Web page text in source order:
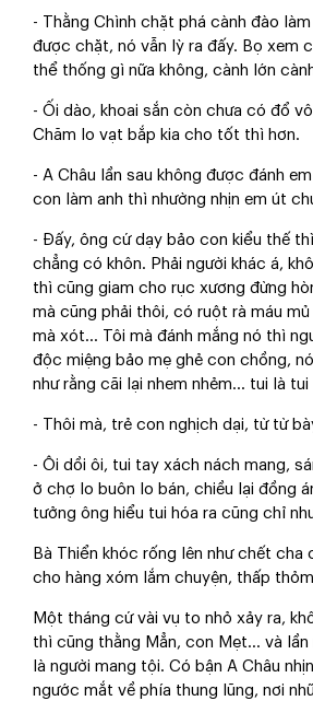
- Thằng Chình chặt phá cành đào
được chặt, nó vẫn lỳ ra đấy. Bọ xem
thể thống gì nữa không, cành lớn
- Ối dào, khoai sắn còn chưa có đổ
Chăm lo vạt bắp kia cho tốt thì hơn.
- A Châu lần sau không được đánh
con làm anh thì nhường nhịn em út
- Đấy, ông cứ dạy bảo con kiểu thế
chẳng có khôn. Phải người khác á,
thì cũng giam cho rục xương đừng
mà cũng phải thôi, có ruột rà máu
mà xót... Tôi mà đánh mắng nó thì
độc miệng bảo mẹ ghẻ con chồng,
như rằng cãi lại nhem nhẻm... tui là tui
- Thôi mà, trẻ con nghịch dại, từ từ
- Ôi dồi ôi, tui tay xách nách mang,
ở chợ lo buôn lo bán, chiều lại đồng
tưởng ông hiểu tui hóa ra cũng chỉ
Bà Thiển khóc rống lên như chết cha
cho hàng xóm lắm chuyện, thấp
Một tháng cứ vài vụ to nhỏ xảy ra,
thì cũng thằng Mẳn, con Mẹt... và lần
là người mang tội. Có bận A Châu
ngước mắt về phía thung lũng, nơi